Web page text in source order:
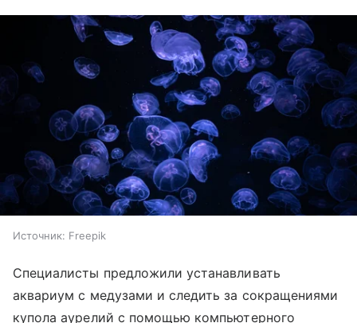
Источник: Freepik
Специалисты предложили устанавливать
аквариум с медузами и следить за сокращениями
купола аурелий с помощью компьютерного